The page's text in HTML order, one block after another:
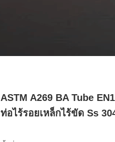
ASTM A269 BA Tube
ท่อไร้รอยเหล็กไร้ขัด Ss